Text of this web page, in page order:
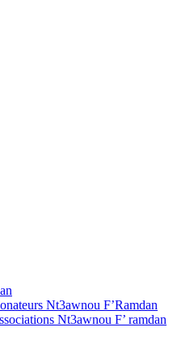
Nt3awnou F’Ramdan
Nt3awnou F’ ramdan